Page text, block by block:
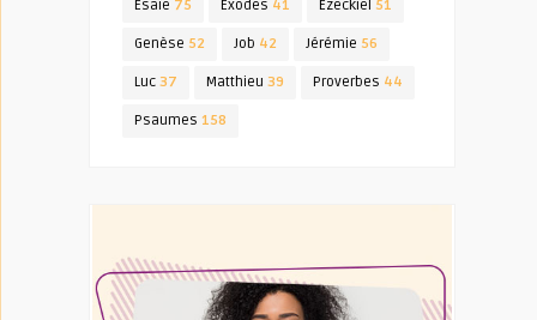
Esaïe 75 Exodes 41 Ezeckiel 51
Genèse 52 Job 42 Jérémie 56
Luc 37 Matthieu 39 Proverbes 44
Psaumes 158